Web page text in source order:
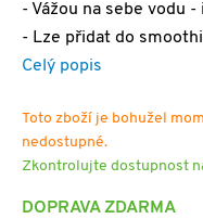
- Vážou na sebe vodu
- Lze přidat do
Celý popis
Toto zboží je bohužel
nedostupné.
Zkontrolujte dostupnost
DOPRAVA ZDARMA